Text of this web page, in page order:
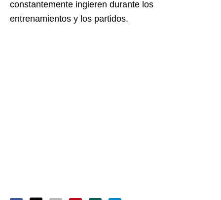
constantemente ingieren durante los
entrenamientos y los partidos.